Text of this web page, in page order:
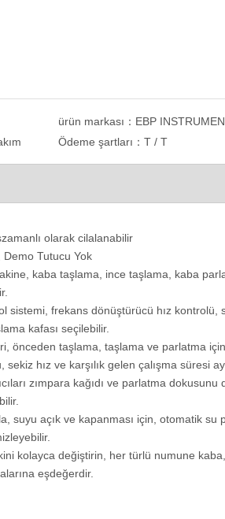
Mikro Sertlik Test Cihazı eVIck-1MTS
ürün markası： EBP
Ödeme şartları：T / T
olarak cilalanabilir
Tutucu Yok
kaba taşlama, ince taşlama, kaba
sistemi, frekans dönüştürücü hız kontrolü,
kafası seçilebilir.
önceden taşlama, taşlama ve parlatma
hız ve karşılık gelen çalışma süresi
zımpara kağıdı ve parlatma
suyu açık ve kapanması için, otomatik
kolayca değiştirin, her türlü numune
eşdeğerdir.